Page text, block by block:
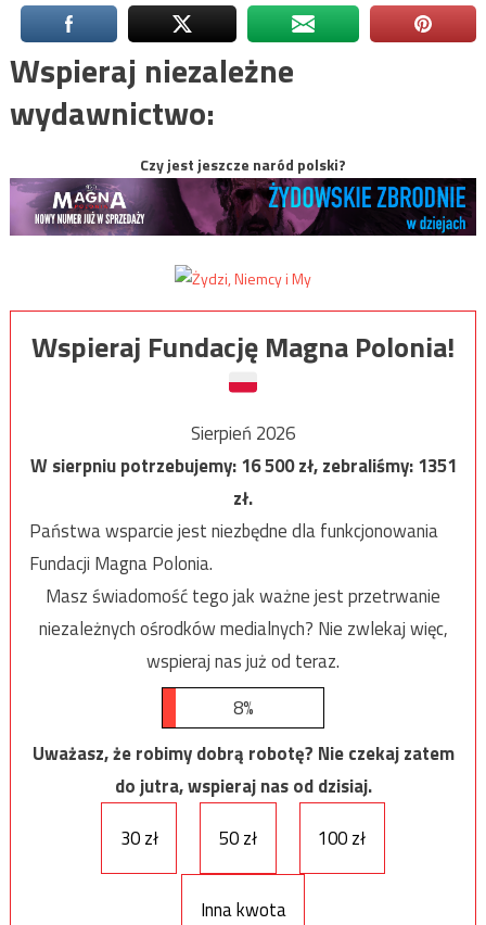
Wspieraj niezależne
wydawnictwo:
Czy jest jeszcze naród polski?
Wspieraj Fundację Magna Polonia!
Sierpień 2026
W sierpniu potrzebujemy:16 500zł, zebraliśmy:1351
zł.
Państwa wsparcie jest niezbędne dla funkcjonowania
Fundacji Magna Polonia.
Masz świadomość tego jak ważne jest przetrwanie
niezależnych ośrodków medialnych? Nie zwlekaj więc,
wspieraj nas już od teraz.
8%
Uważasz, że robimy dobrą robotę? Nie czekaj zatem
do jutra, wspieraj nas od dzisiaj.
30 zł
50 zł 100 zł
Inna kwota